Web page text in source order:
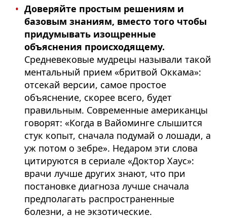
Доверяйте простым решениям и
базовым знаниям, вместо того чтобы
придумывать изощренные
объяснения происходящему.
Средневековые мудрецы называли такой
ментальный прием «бритвой Оккама»:
отсекай версии, самое простое
объяснение, скорее всего, будет
правильным. Современные американцы
говорят: «Когда в Вайоминге слышится
стук копыт, сначала подумай о лошади, а
уж потом о зебре». Недаром эти слова
цитируются в сериале «Доктор Хаус»:
врачи лучше других знают, что при
постановке диагноза лучше сначала
предполагать распространенные
болезни, а не экзотические.